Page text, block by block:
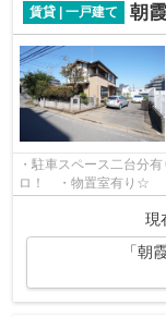
賃貸 | 一戸建て 朝
・駐車スペース二台
ロ！ ・物置室有り☆
現
「朝